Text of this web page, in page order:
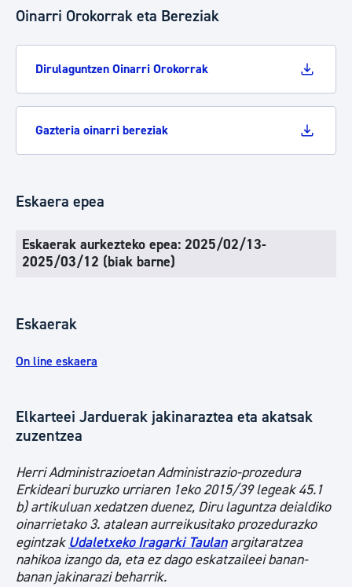
Oinarri Orokorrak eta Bereziak
Dirulaguntzen Oinarri Orokorrak
Gazteria oinarri bereziak
Eskaera epea
Eskaerak aurkezteko epea: 2025/02/13-
2025/03/12 (biak barne)
Eskaerak
On line eskaera
Elkarteei Jarduerak jakinaraztea eta akatsak
zuzentzea
Herri Administrazioetan Administrazio-prozedura
Erkideari buruzko urriaren 1eko 2015/39 legeak 45.1
b) artikuluan xedatzen duenez, Diru laguntza deialdiko
oinarrietako 3. atalean aurreikusitako prozedurazko
egintzak Udaletxeko Iragarki Taulanargitaratzea
nahikoa izango da, eta ez dago eskatzaileei banan-
banan jakinarazi beharrik.